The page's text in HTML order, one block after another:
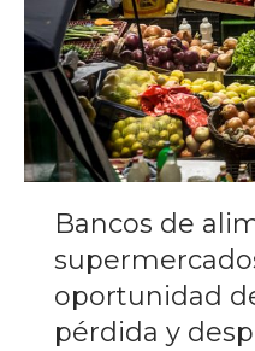
Bancos de
oportunidad
pérdida y